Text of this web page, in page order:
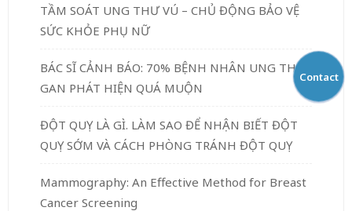
TẦM SOÁT UNG THƯ VÚ – CHỦ ĐỘNG BẢO VỆ
SỨC KHỎE PHỤ NỮ
BÁC SĨ CẢNH BÁO: 70% BỆNH NHÂN UNG THƯ
GAN PHÁT HIỆN QUÁ MUỘN
ĐỘT QUỴ LÀ GÌ. LÀM SAO ĐỂ NHẬN BIẾT ĐỘT
QUỴ SỚM VÀ CÁCH PHÒNG TRÁNH ĐỘT QUỴ
Mammography: An Effective Method for Breast
Cancer Screening
Contact